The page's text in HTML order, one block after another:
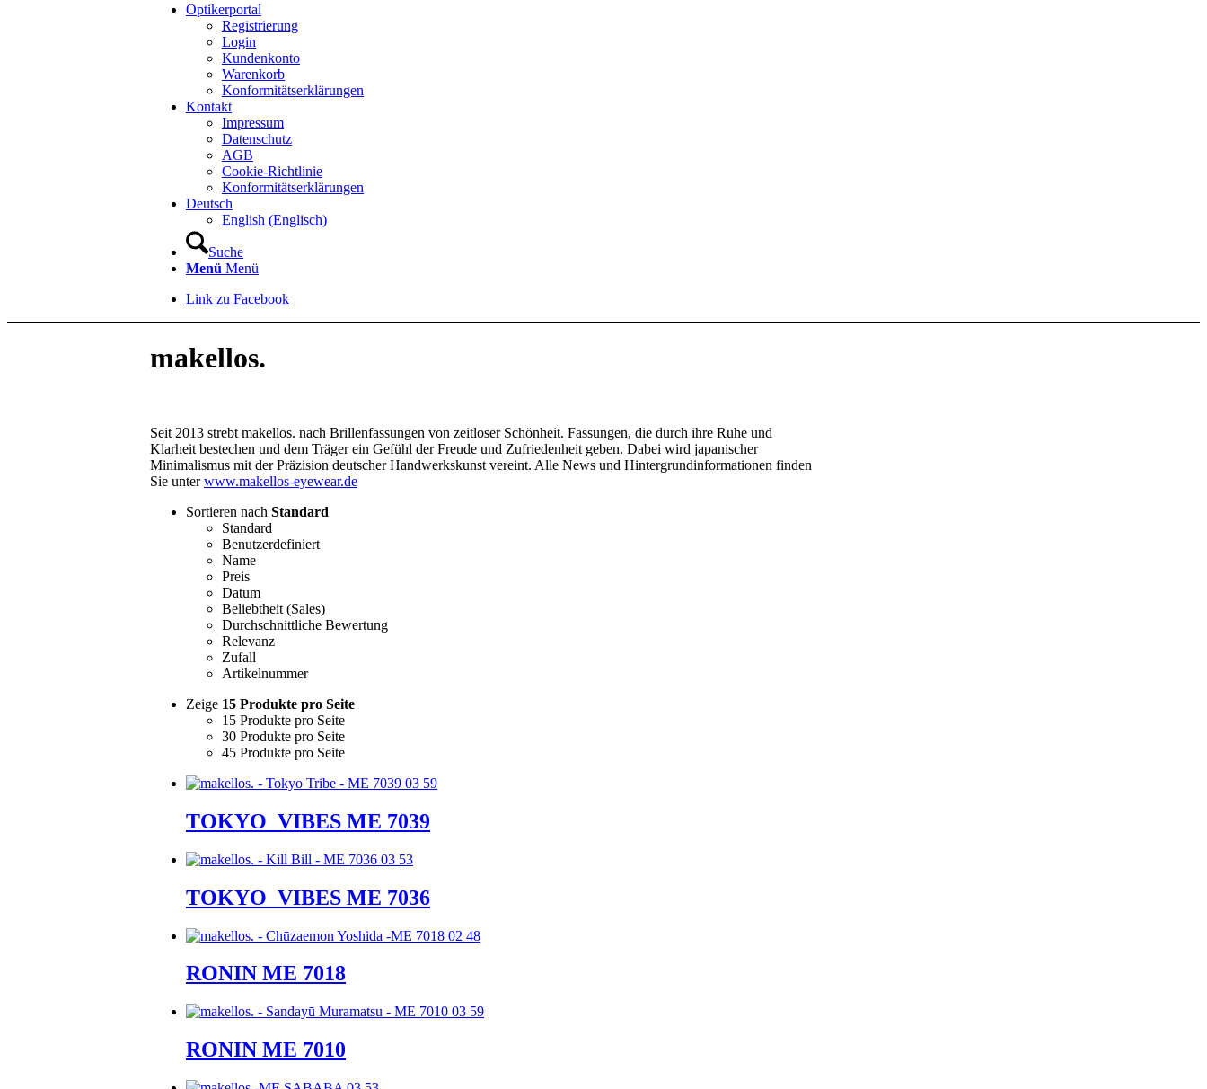
Optikerportal
Registrierung
Login
Kundenkonto
Warenkorb
Konformitätserklärungen
Kontakt
Impressum
Datenschutz
AGB
Cookie-Richtlinie
Konformitätserklärungen
Deutsch
English (Englisch)
Suche
Menü Menü
Link zu Facebook
makellos.
Seit 2013 strebt makellos. nach Brillenfassungen von zeitloser Schönheit. Fassungen, die durch ihre Ruhe und
Klarheit bestechen und dem Träger ein Gefühl der Freude und Zufriedenheit geben. Dabei wird japanischer
Minimalismus mit der Präzision deutscher Handwerkskunst vereint. Alle News und Hintergrundinformationen finden
Sie unterwww.makellos-eyewear.de
Sortieren nach Standard
Standard
Benutzerdefiniert
Name
Preis
Datum
Beliebtheit (Sales)
Durchschnittliche Bewertung
Relevanz
Zufall
Artikelnummer
Zeige 15 Produkte pro Seite
15 Produkte pro Seite
30 Produkte pro Seite
45 Produkte pro Seite
TOKYO_VIBES ME 7039
TOKYO_VIBES ME 7036
RONIN ME 7018
RONIN ME 7010